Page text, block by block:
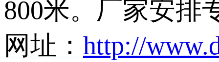
800米。厂家安排
网址： http://